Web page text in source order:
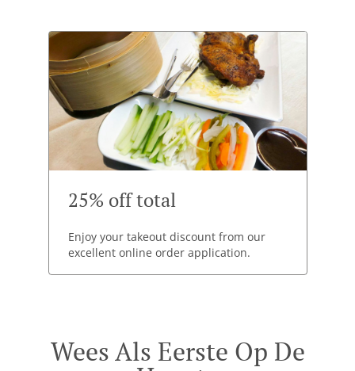
25% off total
Enjoy your takeout discount from our
excellent online order application.
Wees Als Eerste Op De